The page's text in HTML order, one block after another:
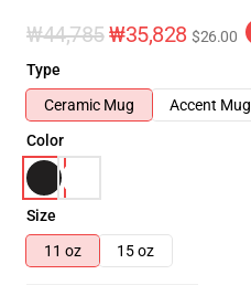
₩44,785₩35,828 $26.00
Type
Ceramic Mug
Accent Mug
Color
Size
11 oz
15 oz